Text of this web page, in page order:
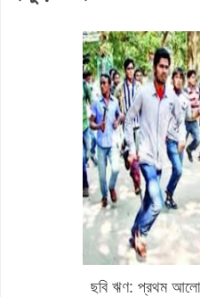
ছবি ঋণ: প্রথম